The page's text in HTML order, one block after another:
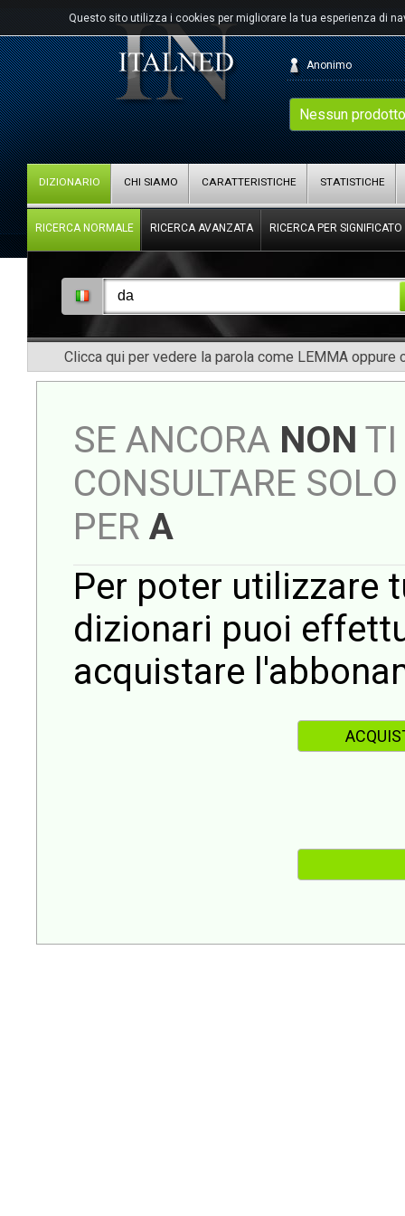
Questo sito utilizza i cookies per migliorare la tua esperienza di
Nessun
Anonimo
DIZIONARIO CHI SIAMO CARATTERISTICHE STATISTICHE
RICERCA NORMALE RICERCA AVANZATA RICERCA PER SIGNIFICATO
Clicca qui per vedere la parola come LEMMA oppure
SE ANCORA NON TI
CONSULTARE
PER A
Per poter utilizzare
dizionari puoi
acquistare